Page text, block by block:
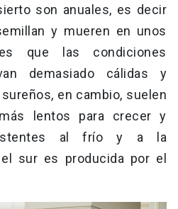
son anuales, es decir
y mueren en unos
que las condiciones
demasiado cálidas y
en cambio, suelen
lentos para crecer y
al frío y a la
sur es producida por el